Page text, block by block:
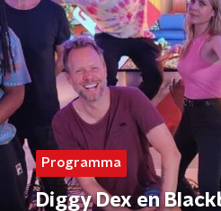
Programma
Diggy Dex en